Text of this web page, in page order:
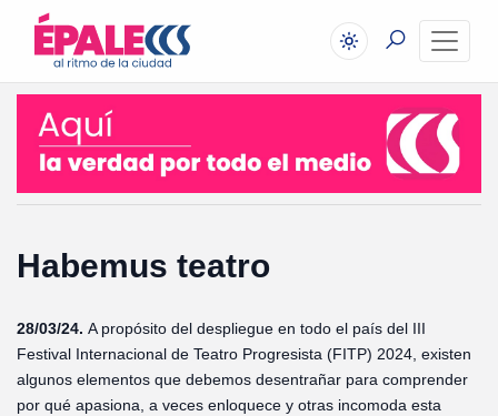
Habemus teatro
28/03/24. A propósito del despliegue en todo el país del III
Festival Internacional de Teatro Progresista (FITP) 2024, existen
algunos elementos que debemos desentrañar para comprender
por qué apasiona, a veces enloquece y otras incomoda esta